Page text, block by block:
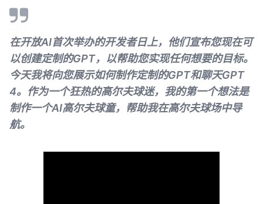
在开放AI首次举办的开发者日上，他们宣布您现在可
以创建定制的GPT，以帮助您实现任何想要的目标。
今天我将向您展示如何制作定制的GPT和聊天GPT
4。作为一个狂热的高尔夫球迷，我的第一个想法是
制作一个AI高尔夫球童，帮助我在高尔夫球场中导
航。